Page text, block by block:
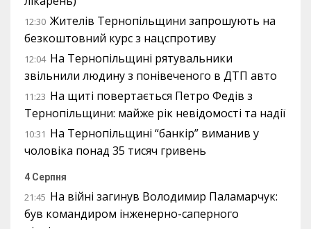
12:30 Жителів Тернопільщини запрошують на
безкоштовний курс з нацспротиву
12:04 На Тернопільщині рятувальники
звільнили людину з понівеченого в ДТП авто
11:23 На щиті повертається Петро Федів з
Тернопільщини: майже рік невідомості та надії
10:31 На Тернопільщині “банкір” виманив у
чоловіка понад 35 тисяч гривень
4 Серпня
21:45 На війні загинув Володимир Паламарчук:
був командиром інженерно-саперного